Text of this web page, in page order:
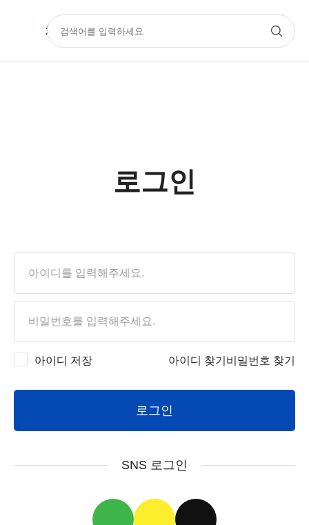
치과몰기공몰아카데미
로그인
아이디 저장 아이디 찾기 비밀번호 찾기
로그인
SNS 로그인